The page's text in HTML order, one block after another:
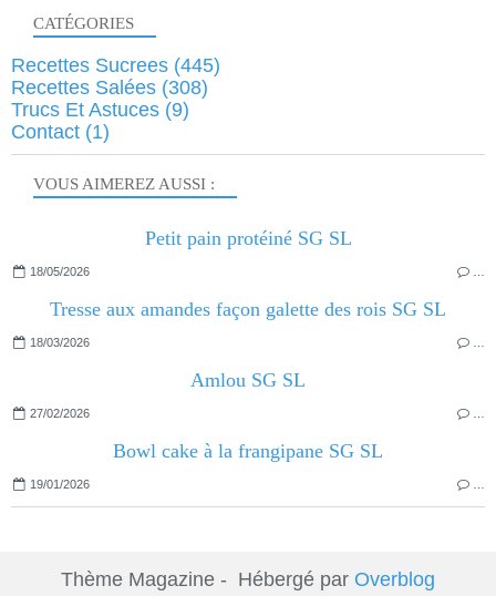
VOUS AIMEREZ AUSSI :
Petit pain protéiné SG SL
18/05/2026
Tresse aux amandes façon galette des rois SG SL
18/03/2026
Amlou SG SL
27/02/2026
Bowl cake à la frangipane SG SL
19/01/2026
CATÉGORIES
Recettes Sucrees (445)
Recettes Salées (308)
Trucs Et Astuces (9)
Contact (1)
Thème Magazine - Hébergé par Overblog